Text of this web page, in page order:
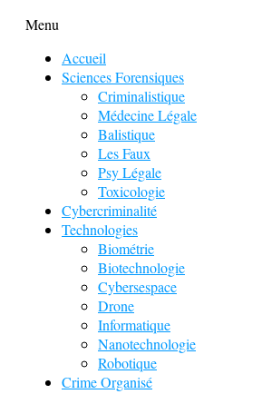
Menu
Accueil
Sciences Forensiques
Criminalistique
Médecine Légale
Balistique
Les Faux
Psy Légale
Toxicologie
Cybercriminalité
Technologies
Biométrie
Biotechnologie
Cybersespace
Drone
Informatique
Nanotechnologie
Robotique
Crime Organisé